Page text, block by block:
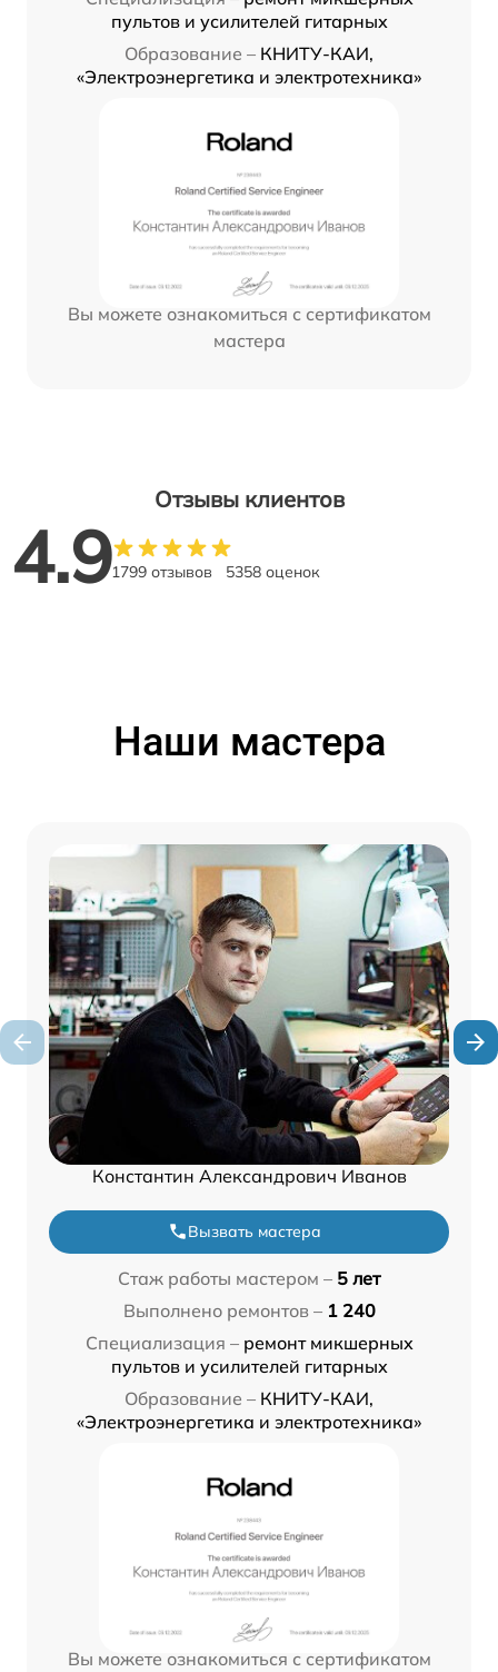
пультов и усилителей гитарных
Образование – КНИТУ-КАИ,
«Электроэнергетика и электротехника»
Вы можете ознакомиться с сертификатом
мастера
Отзывы клиентов
4.91799 отзывов 5358 оценок
Наши мастера
Константин Александрович Иванов
Вызвать мастера
Стаж работы мастером – 5 лет
Выполнено ремонтов – 1 240
Специализация – ремонт микшерных
пультов и усилителей гитарных
Образование – КНИТУ-КАИ,
«Электроэнергетика и электротехника»
Вы можете ознакомиться с сертификатом